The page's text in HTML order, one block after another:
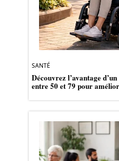
SANTÉ
Découvrez l’avantage
entre 50 et 79 pour